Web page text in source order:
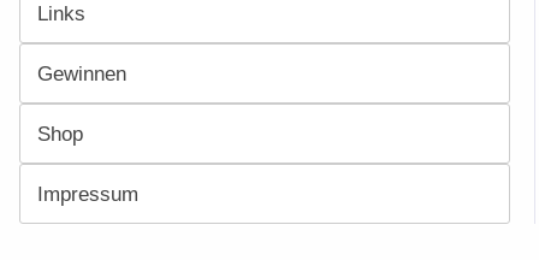
Links
Gewinnen
Shop
Impressum